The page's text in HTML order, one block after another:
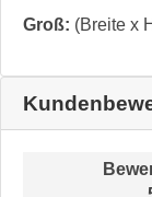
Groß: (Breite x